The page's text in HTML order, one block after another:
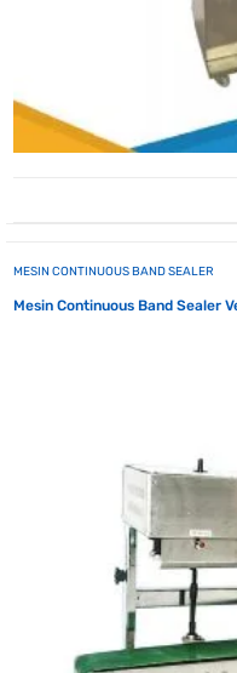
MESIN CONTINUOUS BAND SEALER
Mesin Continuous Band Sealer